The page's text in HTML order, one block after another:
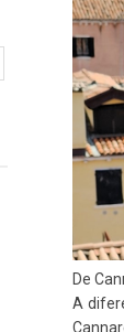
De
A